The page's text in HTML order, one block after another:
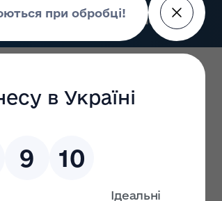
Пошук
реєстри
портал
Держлікслужби